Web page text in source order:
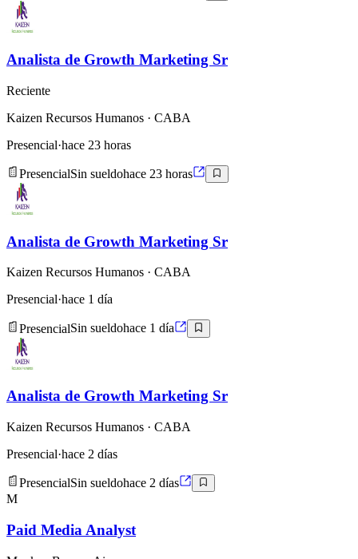
Analista de Growth Marketing Sr
Reciente
Kaizen Recursos Humanos · CABA
Presencial·hace 23 horas
PresencialSin sueldohace 23 horas
Analista de Growth Marketing Sr
Kaizen Recursos Humanos · CABA
Presencial·hace 1 día
PresencialSin sueldohace 1 día
Analista de Growth Marketing Sr
Kaizen Recursos Humanos · CABA
Presencial·hace 2 días
PresencialSin sueldohace 2 días
M
Paid Media Analyst